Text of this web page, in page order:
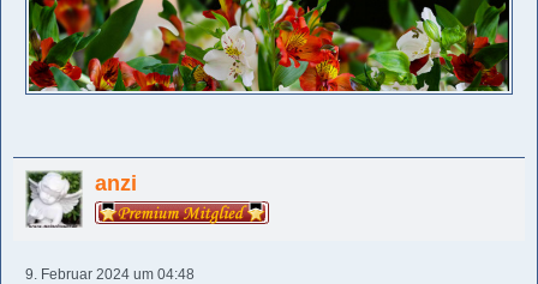
anzi
9. Februar 2024 um 04:48